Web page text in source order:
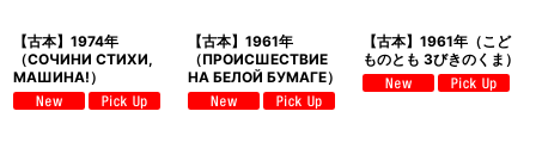
【古本】1974年
（СОЧИНИ СТИХИ,
МАШИНА!）
【古本】1961年
（ПРОИСШЕСТВИЕ
НА БЕЛОЙ БУМАГЕ）
【古本】1961年（こど
ものとも 3びきのくま）